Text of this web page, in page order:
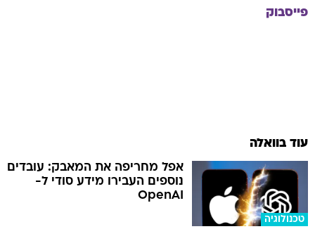
פייסבוק
עוד בוואלה
טכנולוגיה
אפל מחריפה את המאבק: עובדים
נוספים העבירו מידע סודי ל-
OpenAI